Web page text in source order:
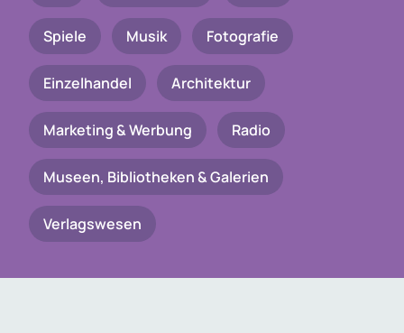
Spiele Musik Fotografie
Einzelhandel Architektur
Marketing & Werbung Radio
Museen, Bibliotheken & Galerien
Verlagswesen